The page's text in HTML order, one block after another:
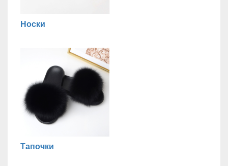
Носки
Тапочки